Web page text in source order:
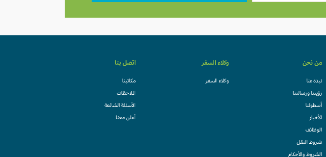
من نحن
نبذة عنا
رؤيتنا ورسالتنا
أسطولنا
الأخبار
الوظائف
شروط النقل
الشروط والأحكام
وكلاء السفر
وكلاء السفر
اتصل بنا
مكاتبنا
الملاحظات
الأسئلة الشائعة
أعلن معنا